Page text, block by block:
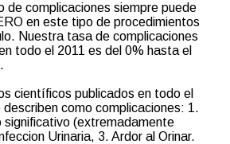
de complicaciones siempre puede
en este tipo de procedimientos
Nuestra tasa de complicaciones
todo el 2011 es del 0% hasta el
científicos publicados en todo el
describen como complicaciones: 1.
significativo (extremadamente
Urinaria, 3. Ardor al Orinar.